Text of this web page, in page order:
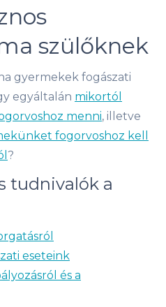
szülőknek
gyermekek fogászati
egyáltalán mikortól
menni, illetve
fogorvoshoz kell
?
tudnivalók a
eseteink
és a